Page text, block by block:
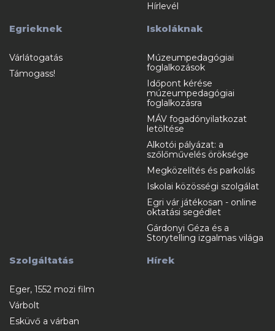
Hírlevél
Egrieknek
Várlátogatás
Támogass!
Iskoláknak
Múzeumpedagógiai
foglalkozások
Időpont kérése
múzeumpedagógiai
foglalkozásra
MÁV fogadónyilatkozat
letöltése
Alkotói pályázat: a
szőlőművelés öröksége
Megközelítés és parkolás
Iskolai közösségi szolgálat
Egri vár játékosan - online
oktatási segédlet
Gárdonyi Géza és a
Storytelling izgalmas világa
Szolgáltatás
Eger, 1552 mozi film
Várbolt
Esküvő a várban
Hírek